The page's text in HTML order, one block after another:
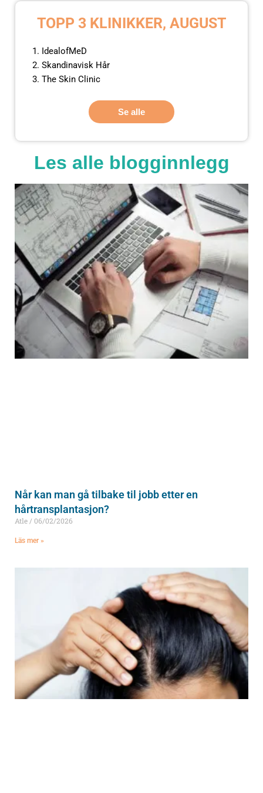
TOPP 3 KLINIKKER, AUGUST
IdealofMeD
Skandinavisk Hår
The Skin Clinic
Se alle
Les alle blogginnlegg
Når kan man gå tilbake til jobb etter en
hårtransplantasjon?
Atle 06/02/2026
Läs mer »